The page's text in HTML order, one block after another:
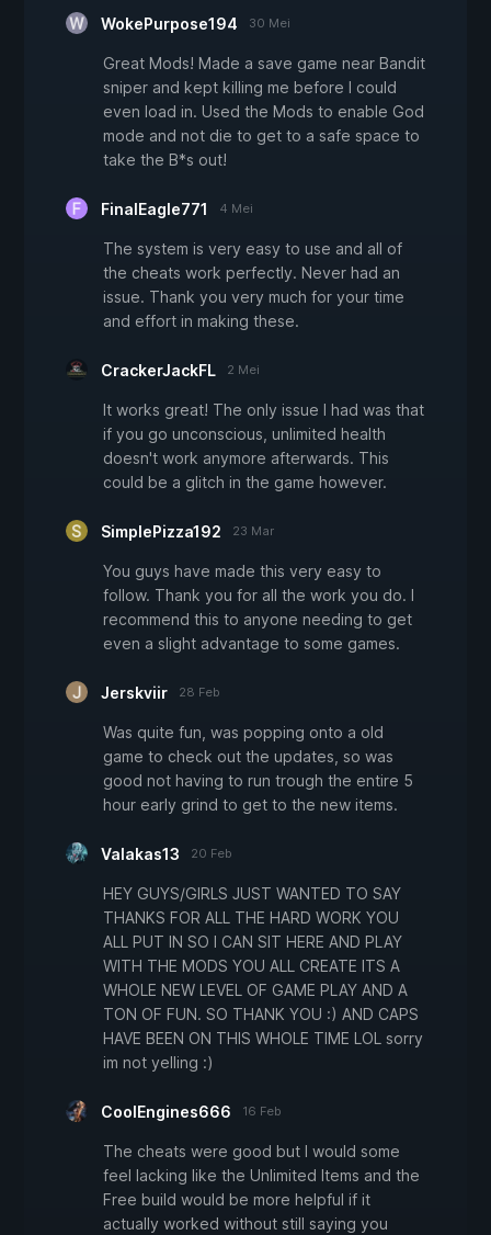
WokePurpose194 30 Mei
Great Mods! Made a save game near Bandit
sniper and kept killing me before I could
even load in. Used the Mods to enable God
mode and not die to get to a safe space to
take the B*s out!
FinalEagle771 4 Mei
The system is very easy to use and all of
the cheats work perfectly. Never had an
issue. Thank you very much for your time
and effort in making these.
CrackerJackFL 2 Mei
It works great! The only issue I had was that
if you go unconscious, unlimited health
doesn't work anymore afterwards. This
could be a glitch in the game however.
SimplePizza192 23 Mar
You guys have made this very easy to
follow. Thank you for all the work you do. I
recommend this to anyone needing to get
even a slight advantage to some games.
Jerskviir 28 Feb
Was quite fun, was popping onto a old
game to check out the updates, so was
good not having to run trough the entire 5
hour early grind to get to the new items.
Valakas13 20 Feb
HEY GUYS/GIRLS JUST WANTED TO SAY
THANKS FOR ALL THE HARD WORK YOU
ALL PUT IN SO I CAN SIT HERE AND PLAY
WITH THE MODS YOU ALL CREATE ITS A
WHOLE NEW LEVEL OF GAME PLAY AND A
TON OF FUN. SO THANK YOU :) AND CAPS
HAVE BEEN ON THIS WHOLE TIME LOL sorry
im not yelling :)
CoolEngines666 16 Feb
The cheats were good but I would some
feel lacking like the Unlimited Items and the
Free build would be more helpful if it
actually worked without still saying you